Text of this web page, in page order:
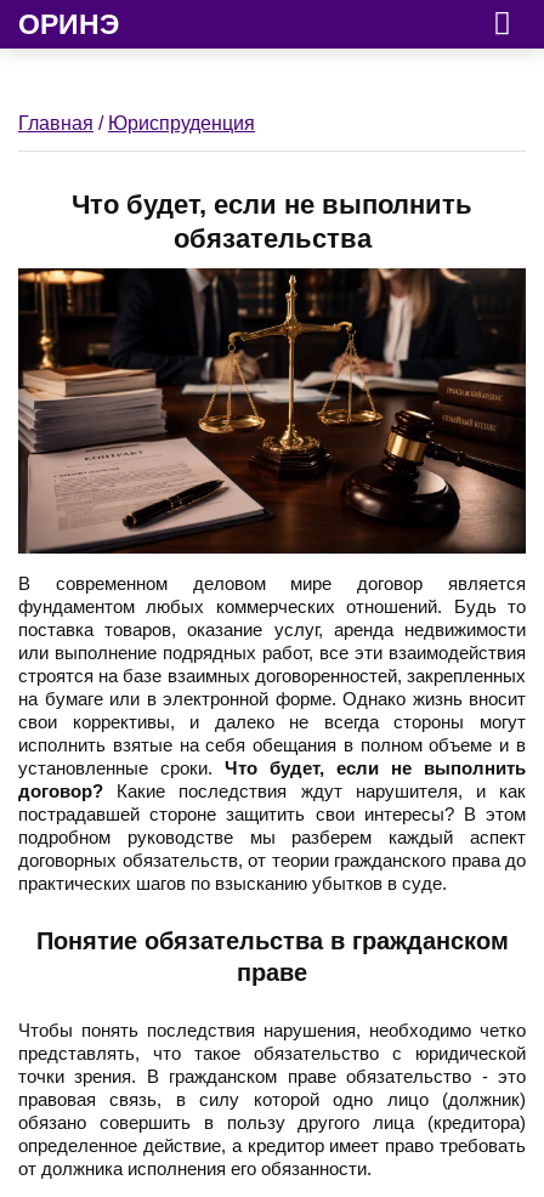
ОРИНЭ
Главная / Юриспруденция
Что будет, если не выполнить
обязательства
В современном деловом мире договор является
фундаментом любых коммерческих отношений. Будь то
поставка товаров, оказание услуг, аренда недвижимости
или выполнение подрядных работ, все эти взаимодействия
строятся на базе взаимных договоренностей, закрепленных
на бумаге или в электронной форме. Однако жизнь вносит
свои коррективы, и далеко не всегда стороны могут
исполнить взятые на себя обещания в полном объеме и в
установленные сроки. Что будет, если не выполнить
договор? Какие последствия ждут нарушителя, и как
пострадавшей стороне защитить свои интересы? В этом
подробном руководстве мы разберем каждый аспект
договорных обязательств, от теории гражданского права до
практических шагов по взысканию убытков в суде.
Понятие обязательства в гражданском
праве
Чтобы понять последствия нарушения, необходимо четко
представлять, что такое обязательство с юридической
точки зрения. В гражданском праве обязательство - это
правовая связь, в силу которой одно лицо (должник)
обязано совершить в пользу другого лица (кредитора)
определенное действие, а кредитор имеет право требовать
от должника исполнения его обязанности.